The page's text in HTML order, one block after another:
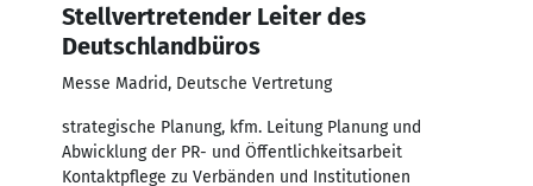
Stellvertretender Leiter des
Deutschlandbüros
Messe Madrid, Deutsche Vertretung
strategische Planung, kfm. Leitung Planung und
Abwicklung der PR- und Öffentlichkeitsarbeit
Kontaktpflege zu Verbänden und Institutionen